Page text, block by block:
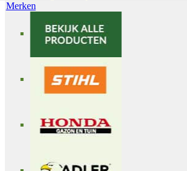
Merken